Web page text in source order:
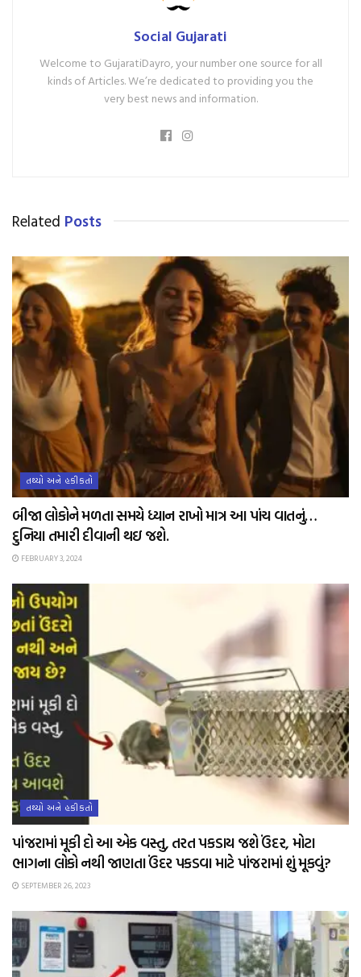
Social Gujarati
Welcome to GujaratiDayro, your number one source for all
kinds of Articles. We’re dedicated to providing you the
very best news and information.
Related Posts
તથ્યો અને હકીકતો
બીજા લોકોને મળતા સમયે ધ્યાન રાખો માત્ર આ પાંચ વાતનું…
દુનિયા તમારી દીવાની થઇ જશે.
FEBRUARY 3, 2024
તથ્યો અને હકીકતો
પાંજરામાં મૂકી દો આ એક વસ્તુ, તરત પકડાય જશે ઉંદર, મોટા
ભાગના લોકો નથી જાણતા ઉંદર પકડવા માટે પાંજરામાં શું મૂકવું?
SEPTEMBER 26, 2023